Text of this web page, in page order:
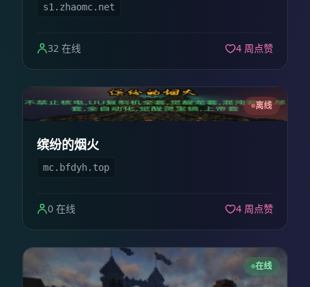
s1.zhaomc.net
32 在线 4 周点赞
离线
缤纷的烟火
mc.bfdyh.top
0 在线 4 周点赞
在线